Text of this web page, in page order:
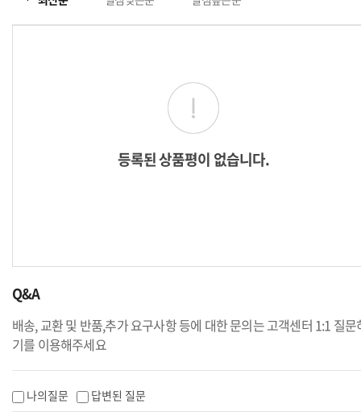
등록된 상품평이 없습니다.
Q&A
배송, 교환 및 반품,추가 요구사항 등에 대한 문의는 고객센터 1:1 질문
기를 이용해주세요
나의질문 답변된 질문